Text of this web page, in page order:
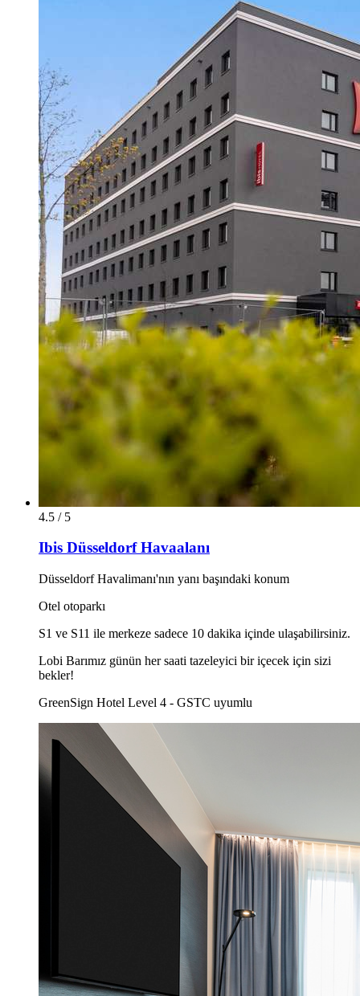
4.5 / 5
Ibis Düsseldorf Havaalanı
Düsseldorf Havalimanı'nın yanı başındaki konum
Otel otoparkı
S1 ve S11 ile merkeze sadece 10 dakika içinde ulaşabilirsiniz.
Lobi Barımız günün her saati tazeleyici bir içecek için sizi
bekler!
GreenSign Hotel Level 4 - GSTC uyumlu